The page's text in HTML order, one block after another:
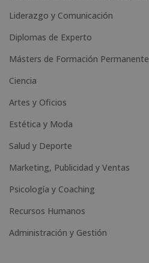
Liderazgo y Comunicación
Diplomas de Experto
Másters de Formación Permanente
Ciencia
Artes y Oficios
Estética y Moda
Salud y Deporte
Marketing, Publicidad y Ventas
Psicología y Coaching
Recursos Humanos
Administración y Gestión